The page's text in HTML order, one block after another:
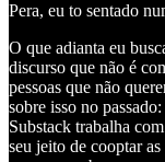
Pera, eu to sentado
O que adianta eu
discurso que não é
pessoas que não
sobre isso no
Substack trabalha
seu jeito de cooptar